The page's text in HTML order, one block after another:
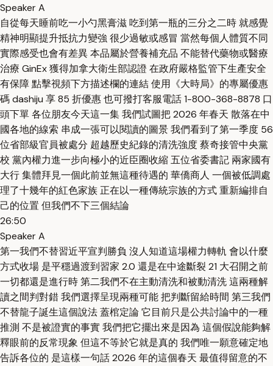
Speaker A
自從每天睡前吃一小勺黑膏滋 吃到第一瓶的三分之二時 就感覺
精神明顯提升抵抗力變強 很少過敏或感冒 當然每個人體質不同
實際感受也會有差異 本品屬於營養補充品 不能替代藥物或醫療
治療 GinEx 獲得加拿大衛生部認證 在政府嚴格監管下生產安全
有保障 點擊視頻下方描述欄的連結 使用《大時局》的專屬優惠
碼 dashiju 享 85 折優惠 也可撥打客服電話 1-800-368-8878 口
頭下單 各位朋友今天這一集 我們試圖把 2026 年春天 散落在中
國各地的線索 串成一張可以閱讀的圖景 我們看到了第一季度 56
位省部級官員被處分 超越歷史紀錄的清洗強度 蔡奇接管中央黨
校 黨內權力進一步向極小的近臣圈收縮 五位省委書記 兩家國有
大行 集體拜見一個此前並無這種待遇的 華僑商人 一個被低調處
理了十幾年的紅色家族 正在以一種傳統宗族的方式 重新編排自
己的位置 但我們不下三個結論
26:50
Speaker A
第一我們不替習近平宣判勝負 沒人知道這場權力轉軌 會以什麼
方式收場 是平穩過渡到習家 2.0 還是在中途斷裂 21 大召開之前
一切都還是進行時 第二我們不在主動清洗和被動清洗 這兩種解
讀之間判對錯 我們選擇呈現兩種可能 把判斷留給時間 第三我們
不替龍子誕生這個說法 蓋棺定論 它目前只是公共討論中的一種
推測 不是被證實的事實 我們把它擺出來是因為 這個假說能夠解
釋眼前的反常現象 但這不等於它就是真的 我們唯一願意確定地
告訴各位的 是這樣一句話 2026 年的這個春天 最值得留意的不